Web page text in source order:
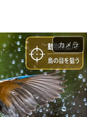
カメラ